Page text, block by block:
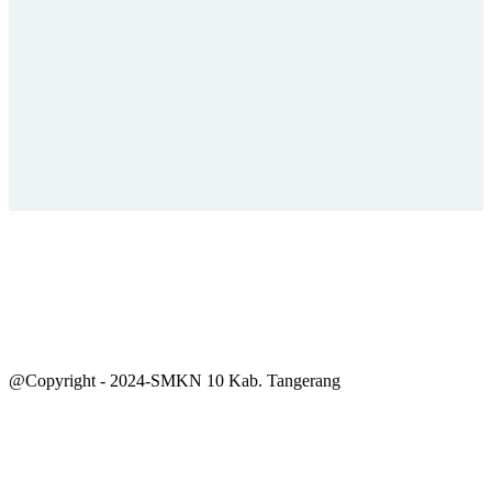
@Copyright - 2024-SMKN 10 Kab. Tangerang